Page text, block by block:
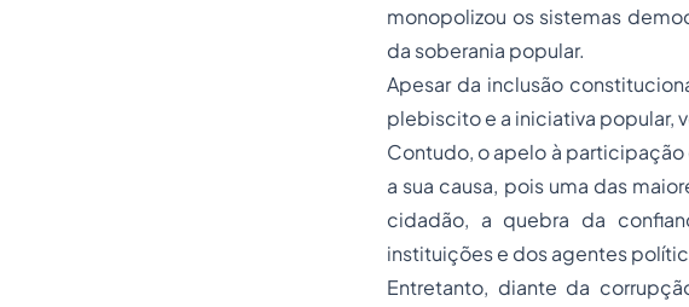
monopolizou os sistemas
da soberania popular.
Apesar da inclusão
plebiscito e a iniciativa popular,
Contudo, o apelo à
a sua causa, pois uma das
cidadão, a quebra da
instituições e dos agentes
Entretanto, diante da